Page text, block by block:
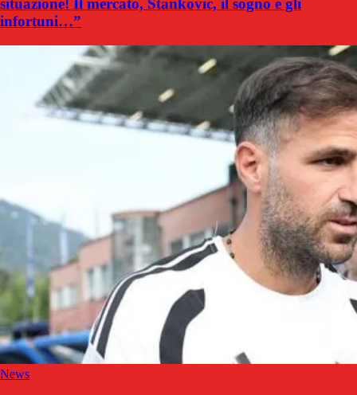
situazione! Il mercato, Stankovic, il sogno e gli
infortuni…”
News